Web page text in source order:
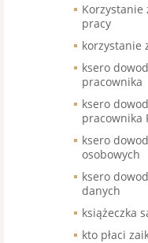
pracy
korzystanie
ksero
pracownika
ksero
pracownika
ksero
osobowych
ksero
danych
książeczka
kto płaci